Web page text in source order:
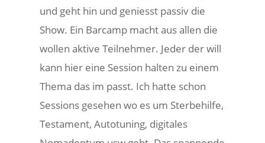
und geht hin und geniesst passiv die
Show. Ein Barcamp macht aus allen die
wollen aktive Teilnehmer. Jeder der will
kann hier eine Session halten zu einem
Thema das im passt. Ich hatte schon
Sessions gesehen wo es um Sterbehilfe,
Testament, Autotuning, digitales